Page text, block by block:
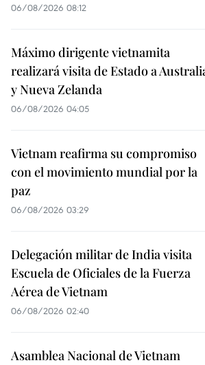
06/08/2026 08:12
Máximo dirigente vietnamita
realizará visita de Estado a
y Nueva Zelanda
06/08/2026 04:05
Vietnam reafirma su compromiso
con el movimiento mundial por la
paz
06/08/2026 03:29
Delegación militar de India visita
Escuela de Oficiales de la Fuerza
Aérea de Vietnam
06/08/2026 02:40
Asamblea Nacional de Vietnam